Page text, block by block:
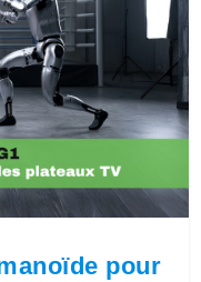
pour